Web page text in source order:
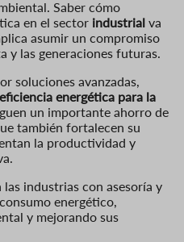
Saber cómo
en el sector industrial va
asumir un compromiso
y las generaciones futuras.
soluciones avanzadas,
energética para la
un importante ahorro de
también fortalecen su
la productividad y
las industrias con asesoría y
energético,
y mejorando sus